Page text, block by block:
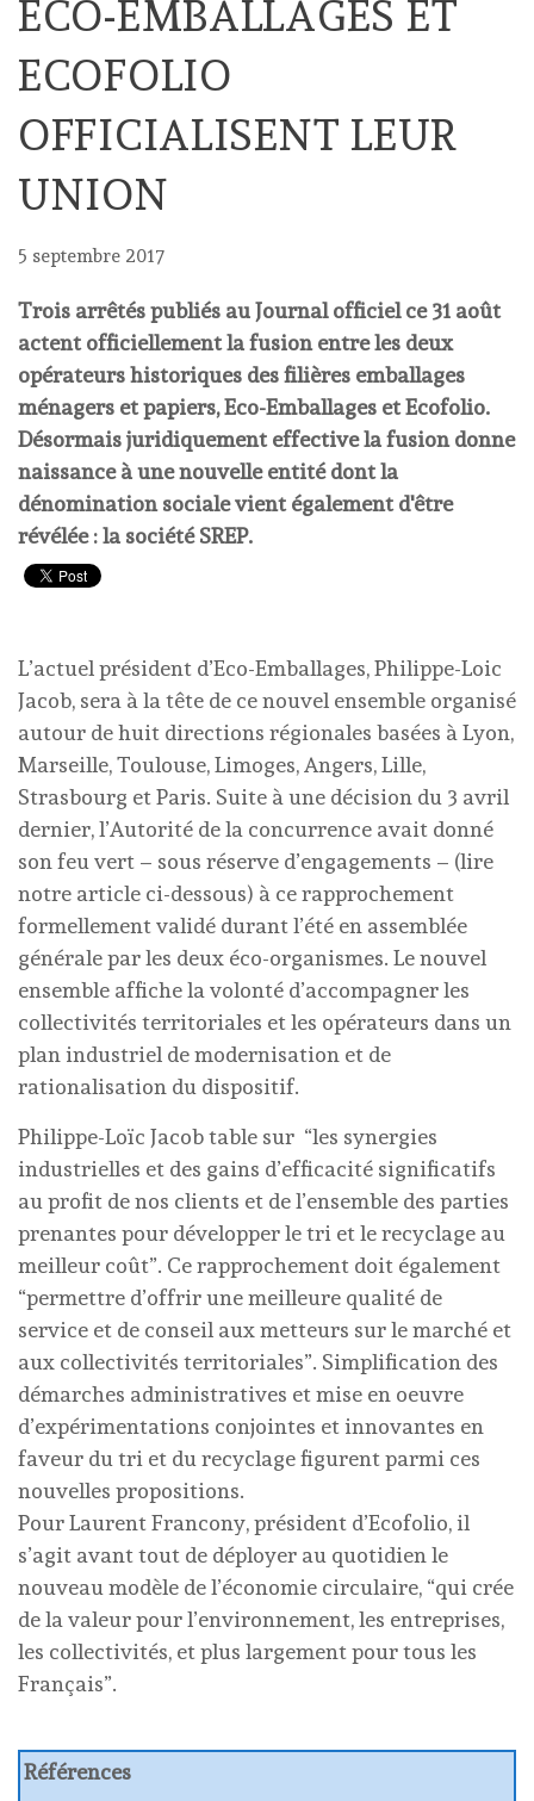
ECO-EMBALLAGES ET
ECOFOLIO
OFFICIALISENT LEUR
UNION
5 septembre 2017
Trois arrêtés publiés au Journal officiel ce 31 août
actent officiellement la fusion entre les deux
opérateurs historiques des filières emballages
ménagers et papiers, Eco-Emballages et Ecofolio.
Désormais juridiquement effective la fusion donne
naissance à une nouvelle entité dont la
dénomination sociale vient également d'être
révélée : la société SREP.
L’actuel président d’Eco-Emballages, Philippe-Loic
Jacob, sera à la tête de ce nouvel ensemble organisé
autour de huit directions régionales basées à Lyon,
Marseille, Toulouse, Limoges, Angers, Lille,
Strasbourg et Paris. Suite à une décision du 3 avril
dernier, l’Autorité de la concurrence avait donné
son feu vert – sous réserve d’engagements – (lire
notre article ci-dessous) à ce rapprochement
formellement validé durant l’été en assemblée
générale par les deux éco-organismes. Le nouvel
ensemble affiche la volonté d’accompagner les
collectivités territoriales et les opérateurs dans un
plan industriel de modernisation et de
rationalisation du dispositif.
Philippe-Loïc Jacob table sur “les synergies
industrielles et des gains d’efficacité significatifs
au profit de nos clients et de l’ensemble des parties
prenantes pour développer le tri et le recyclage au
meilleur coût”. Ce rapprochement doit également
“permettre d’offrir une meilleure qualité de
service et de conseil aux metteurs sur le marché et
aux collectivités territoriales”. Simplification des
démarches administratives et mise en oeuvre
d’expérimentations conjointes et innovantes en
faveur du tri et du recyclage figurent parmi ces
nouvelles propositions.
Pour Laurent Francony, président d’Ecofolio, il
s’agit avant tout de déployer au quotidien le
nouveau modèle de l’économie circulaire, “qui crée
de la valeur pour l’environnement, les entreprises,
les collectivités, et plus largement pour tous les
Français”.
Références